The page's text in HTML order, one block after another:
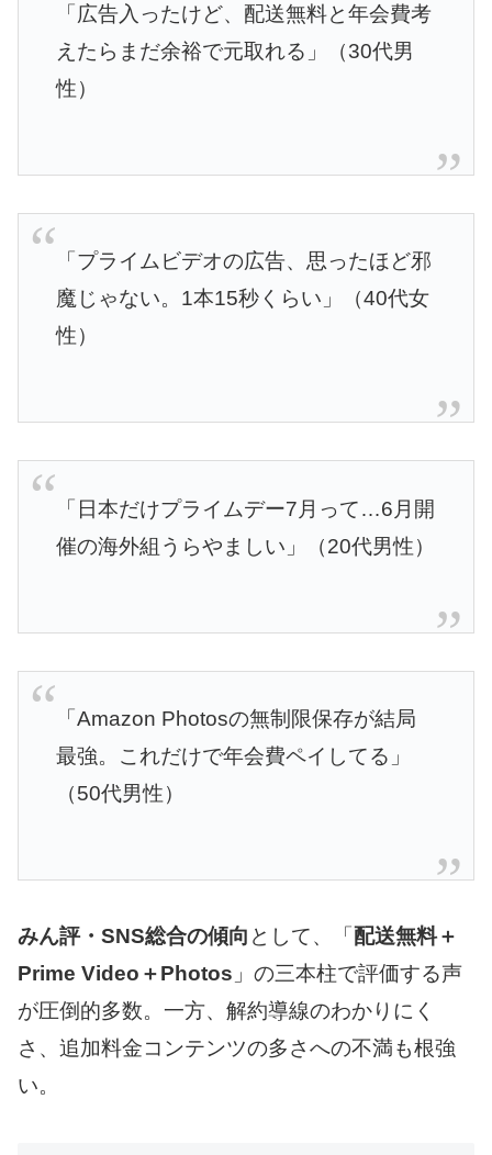
「広告入ったけど、配送無料と年会費考
えたらまだ余裕で元取れる」（30代男
性）
「プライムビデオの広告、思ったほど邪
魔じゃない。1本15秒くらい」（40代女
性）
「日本だけプライムデー7月って…6月開
催の海外組うらやましい」（20代男性）
「Amazon Photosの無制限保存が結局
最強。これだけで年会費ペイしてる」
（50代男性）
みん評・SNS総合の傾向 として、「 配送無料＋
Prime Video＋Photos 」の三本柱で評価する声
が圧倒的多数。一方、解約導線のわかりにく
さ、追加料金コンテンツの多さへの不満も根強
い。